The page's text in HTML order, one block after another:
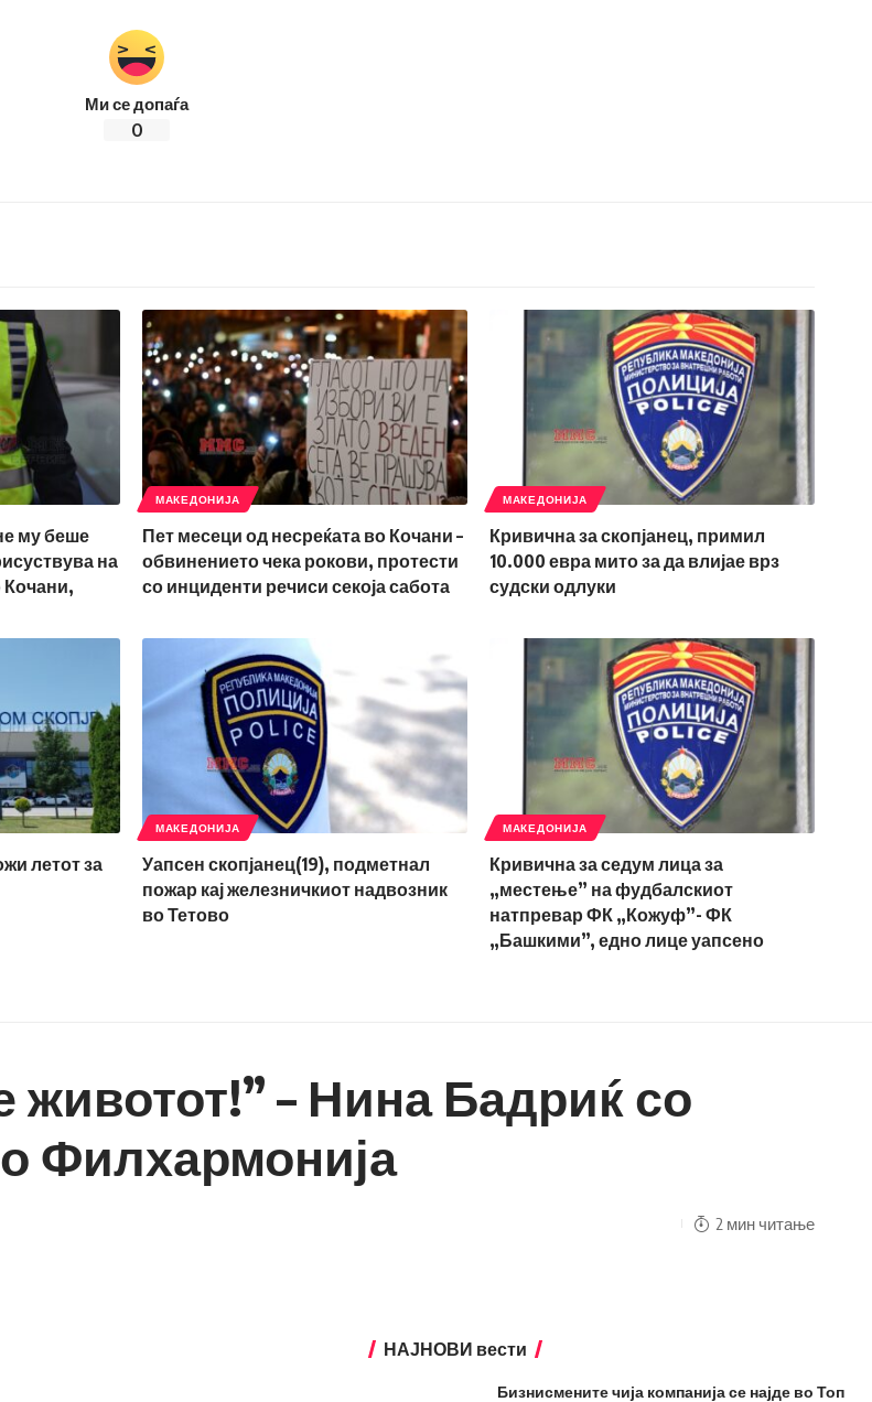
Ми се допаѓа
0
му беше
на
Кочани,
МАКЕДОНИЈА
Пет месеци од несреќата во Кочани –
обвинението чека рокови, протести
со инциденти речиси секоја сабота
МАКЕДОНИЈА
Кривична за скопјанец, примил
10.000 евра мито за да влијае врз
судски одлуки
летот за
МАКЕДОНИЈА
Уапсен скопјанец(19), подметнал
пожар кај железничкиот надвозник
во Тетово
МАКЕДОНИЈА
Кривична за седум лица за
„местење” на фудбалскиот
натпревар ФК „Кожуф”- ФК
„Башкими”, едно лице уапсено
животот!” – Нина Бадриќ со
Филхармонија
2 мин читање
НАЈНОВИ вести
Бизнисмените чија компанија се најде во Топ